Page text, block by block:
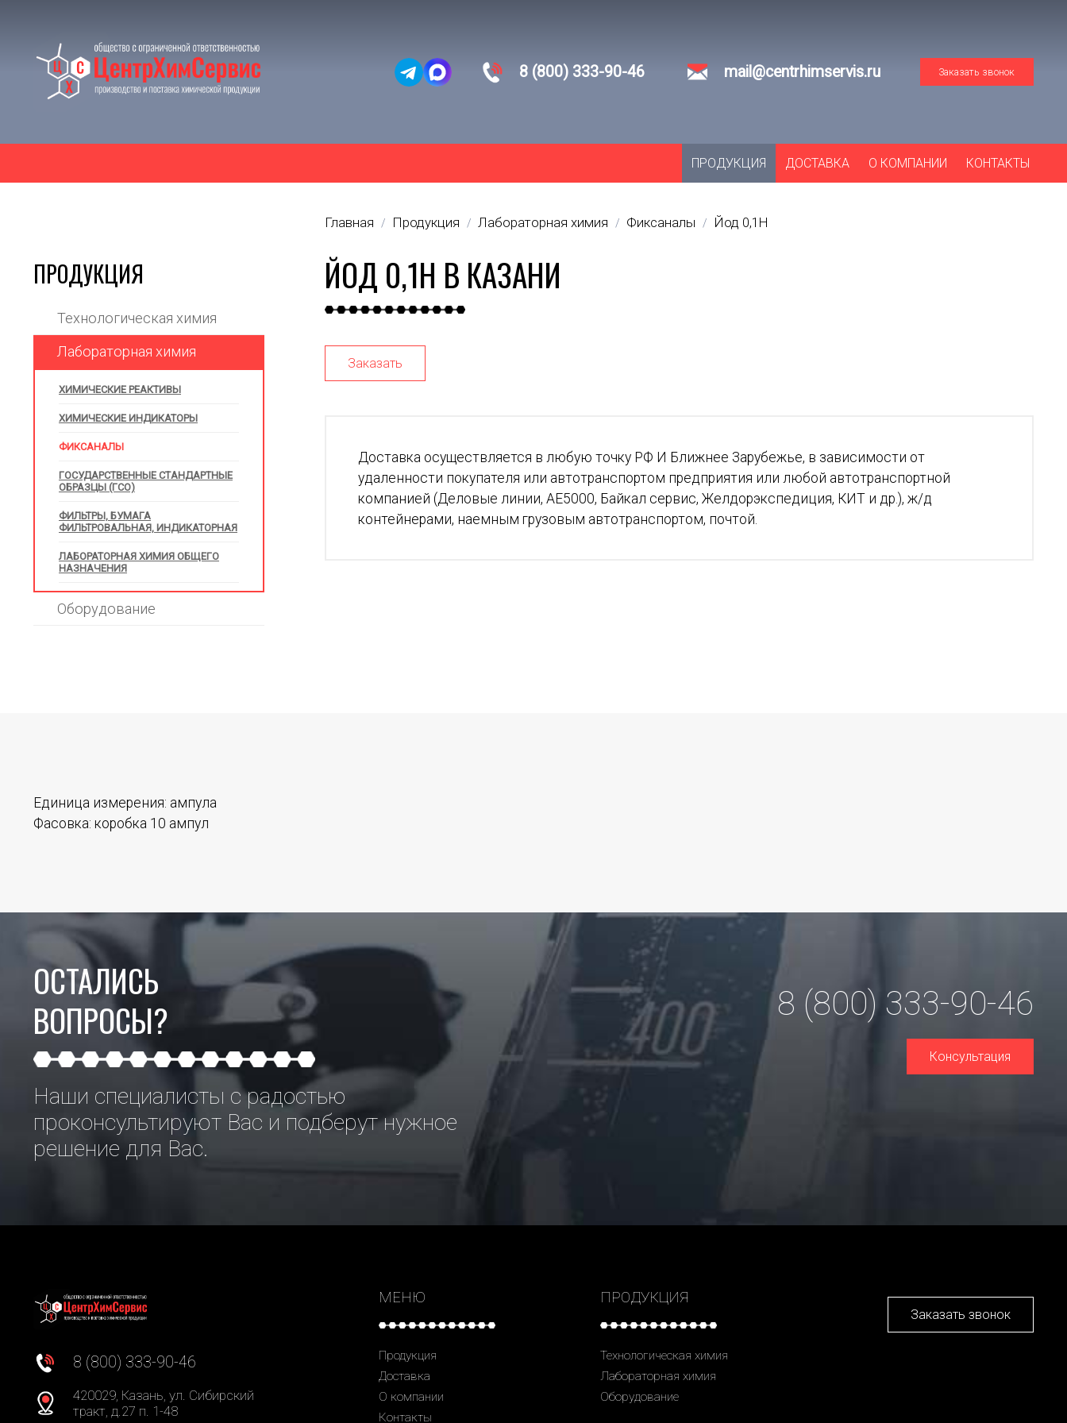
8 (800) 333-90-46 mail@centrhimservis.ru Заказать звонок
ПРОДУКЦИЯ ДОСТАВКА О КОМПАНИИ КОНТАКТЫ
ПРОДУКЦИЯ
Технологическая химия
Лабораторная химия
ХИМИЧЕСКИЕ РЕАКТИВЫ
ХИМИЧЕСКИЕ ИНДИКАТОРЫ
ФИКСАНАЛЫ
ГОСУДАРСТВЕННЫЕ СТАНДАРТНЫЕ
ОБРАЗЦЫ (ГСО)
ФИЛЬТРЫ, БУМАГА
ФИЛЬТРОВАЛЬНАЯ, ИНДИКАТОРНАЯ
ЛАБОРАТОРНАЯ ХИМИЯ ОБЩЕГО
НАЗНАЧЕНИЯ
Оборудование
Главная / Продукция / Лабораторная химия / Фиксаналы / Йод 0,1Н
ЙОД 0,1Н В КАЗАНИ
Заказать
Доставка осуществляется в любую точку РФ И Ближнее Зарубежье, в зависимости от
удаленности покупателя или автотранспортом предприятия или любой автотранспортной
компанией (Деловые линии, АЕ5000, Байкал сервис, Желдорэкспедиция, КИТ и др.), ж/д
контейнерами, наемным грузовым автотранспортом, почтой.
Единица измерения: ампула
Фасовка: коробка 10 ампул
ОСТАЛИСЬ
ВОПРОСЫ?
Наши специалисты с радостью
проконсультируют Вас и подберут нужное
решение для Вас.
8 (800) 333-90-46
Консультация
8 (800) 333-90-46
420029, Казань, ул. Сибирский
тракт, д.27 п. 1-48
МЕНЮ
Продукция
Доставка
О компании
Контакты
ПРОДУКЦИЯ
Технологическая химия
Лабораторная химия
Оборудование
Заказать звонок